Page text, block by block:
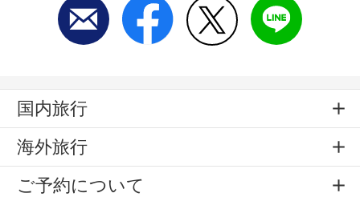
国内旅行
海外旅行
ご予約について